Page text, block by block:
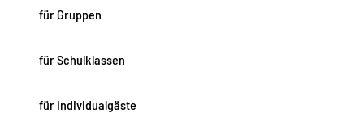
für Gruppen
für Schulklassen
für Individualgäste